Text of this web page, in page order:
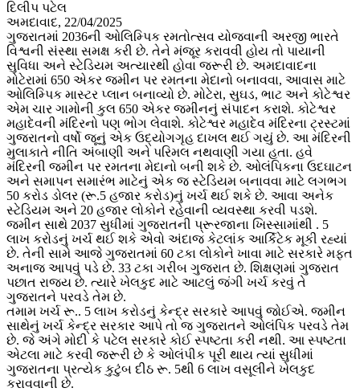
દિલીપ પટેલ
અમદાવાદ, 22/04/2025
ગુજરાતમાં 2036ની ઓલિમ્પિક રમતોત્સવ યોજવાની અરજી ભારતે
વિશ્વની સંસ્થા સમક્ષ કરી છે. તેને મંજૂર કરાવવી હોય તો પાયાની
સુવિધા અને સ્ટેડિયમ અત્યારથી હોવા જરૂરી છે. અમદાવાદના
મોટેરામાં 650 એકર જમીન પર રમતના મેદાનો બનાવવા, આવાસ માટે
ઓલિમ્પિક માસ્ટર પ્લાન બનાવ્યો છે. મોટેરા, સુઘડ, ભાટ અને કોટેશ્વર
એમ ચાર ગામોની કુલ 650 એકર જમીનનું સંપાદન કરાશે. કોટેશ્વર
મહાદેવની મંદિરનો પણ ભોગ લેવાશે. કોટેશ્વર મહાદેવ મંદિરના ટ્રસ્ટમાં
ગુજરાતનો વર્ષો જૂનું એક ઉદ્યોગગૃહ દાખલ થઈ ગયું છે. આ મંદિરની
મુલાકાતે નીતિ અંબાણી અને પરિમલ નથવાણી ગયા હતા. હવે
મંદિરની જમીન પર રમતના મેદાનો બની શકે છે. ઓલંપિકના ઉદઘાટન
અને સમાપન સમારંભ માટેનું એક જ સ્ટેડિયમ બનાવવા માટે લગભગ
50 કરોડ ડોલર (રૂ.5 હજાર કરોડ)નું ખર્ચ થઈ શકે છે. આવા અનેક
સ્ટેડિયમ અને 20 હજાર લોકોને રહેવાની વ્યવસ્થા કરવી પડશે.
જમીન સાથે 2037 સુધીમાં ગુજરાતની પ્રૂરજાના ખિસ્સામાંથી . 5
લાખ કરોડનું ખર્ચ થઈ શકે એવો અંદાજ કેટલાંક આર્કિટેક મૂકી રહ્યાં
છે. તેની સામે આજે ગુજરાતમાં 60 ટકા લોકોને ખાવા માટે સરકારે મફત
અનાજ આપવું પડે છે. 33 ટકા ગરીબ ગુજરાત છે. શિક્ષણમાં ગુજરાત
પછાત રાજ્ય છે. ત્યારે ખેલકુદ માટે આટલું જંગી ખર્ચ કરવું તે
ગુજરાતને પરવડે તેમ છે.
તમામ ખર્ચ રૂ.. 5 લાખ કરોડનું કેન્દ્ર સરકારે આપવું જોઈએ. જમીન
સાથેનું ખર્ચ કેન્દ્ર સરકાર આપે તો જ ગુજરાતને ઓલંપિક પરવડે તેમ
છે. જે અંગે મોદી કે પટેલ સરકારે કોઈ સ્પષ્ટતા કરી નથી. આ સ્પષ્ટતા
એટલા માટે કરવી જરૂરી છે કે ઓલંપીક પૂરી થાય ત્યાં સુધીમાં
ગુજરાતના પ્રત્યેક કુટુંબ દીઠ રૂ. 5થી 6 લાખ વસૂલીને ખેલકુદ
કરાવવાની છે.